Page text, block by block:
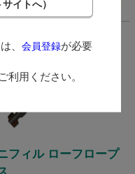
、 会員登録が必要
利用ください。
フィル ローフロープ